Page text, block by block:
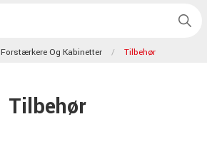
Forstærkere Og Kabinetter Tilbehør
Tilbehør